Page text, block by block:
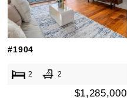
#1904
2 2
$1,285,000